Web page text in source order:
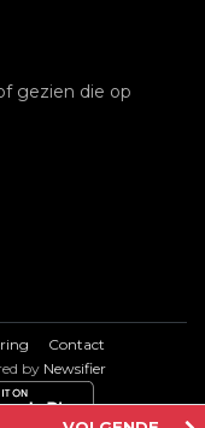
gezien die op
Contact
by Newsifier